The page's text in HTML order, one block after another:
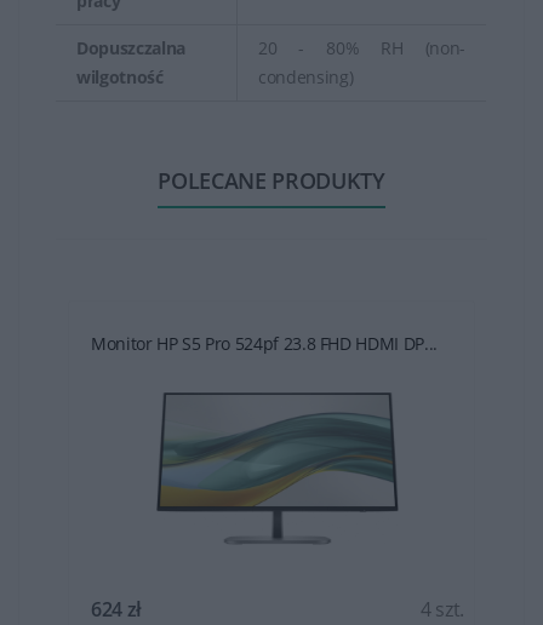
Dopuszczalna
wilgotność
20 - 80% RH (non-
condensing)
POLECANE PRODUKTY
Monitor HP S5 Pro 524pf 23.8 FHD HDMI DP...
624 zł 4 szt.